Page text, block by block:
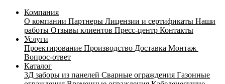
Компания
О компании Партнеры Лицензии и сертификаты Наши
работы Отзывы клиентов Пресс-центр Контакты
Услуги
Проектирование Производство Доставка Монтаж
Вопрос-ответ
Каталог
3Д заборы из панелей Сварные ограждения Газонные